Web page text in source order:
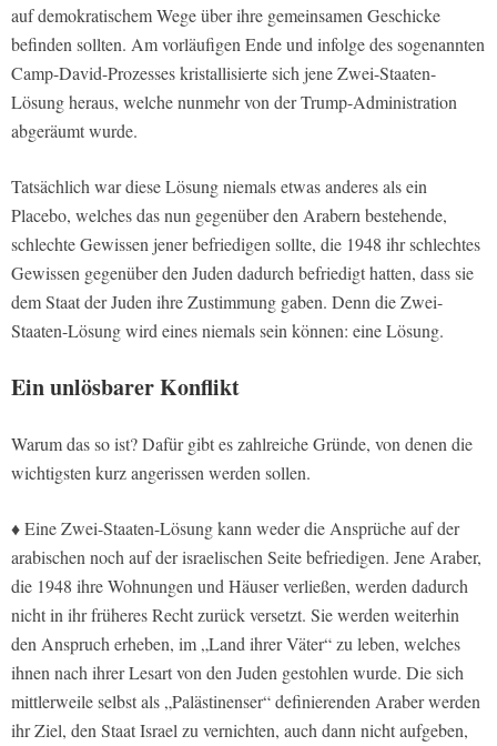
auf demokratischem Wege über ihre gemeinsamen Geschicke
befinden sollten. Am vorläufigen Ende und infolge des sogenannten
Camp-David-Prozesses kristallisierte sich jene Zwei-Staaten-
Lösung heraus, welche nunmehr von der Trump-Administration
abgeräumt wurde.
Tatsächlich war diese Lösung niemals etwas anderes als ein
Placebo, welches das nun gegenüber den Arabern bestehende,
schlechte Gewissen jener befriedigen sollte, die 1948 ihr schlechtes
Gewissen gegenüber den Juden dadurch befriedigt hatten, dass sie
dem Staat der Juden ihre Zustimmung gaben. Denn die Zwei-
Staaten-Lösung wird eines niemals sein können: eine Lösung.
Ein unlösbarer Konflikt
Warum das so ist? Dafür gibt es zahlreiche Gründe, von denen die
wichtigsten kurz angerissen werden sollen.
♦ Eine Zwei-Staaten-Lösung kann weder die Ansprüche auf der
arabischen noch auf der israelischen Seite befriedigen. Jene Araber,
die 1948 ihre Wohnungen und Häuser verließen, werden dadurch
nicht in ihr früheres Recht zurück versetzt. Sie werden weiterhin
den Anspruch erheben, im „Land ihrer Väter“ zu leben, welches
ihnen nach ihrer Lesart von den Juden gestohlen wurde. Die sich
mittlerweile selbst als „Palästinenser“ definierenden Araber werden
ihr Ziel, den Staat Israel zu vernichten, auch dann nicht aufgeben,